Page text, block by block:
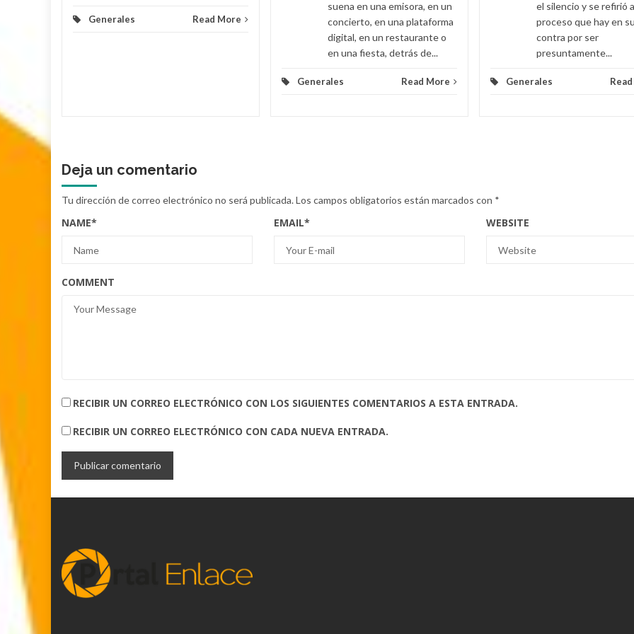
Generales Read More
suena en una emisora, en un
concierto, en una plataforma
digital, en un restaurante o
en una fiesta, detrás de...
Generales Read More
el silencio y se refirió
proceso que hay en su
contra por ser
presuntamente...
Generales
Deja un comentario
Tu dirección de correo electrónico no será publicada.Los campos obligatorios están marcados con *
NAME* EMAIL* WEBSITE
COMMENT
RECIBIR UN CORREO ELECTRÓNICO CON LOS SIGUIENTES COMENTARIOS A ESTA ENTRADA.
RECIBIR UN CORREO ELECTRÓNICO CON CADA NUEVA ENTRADA.